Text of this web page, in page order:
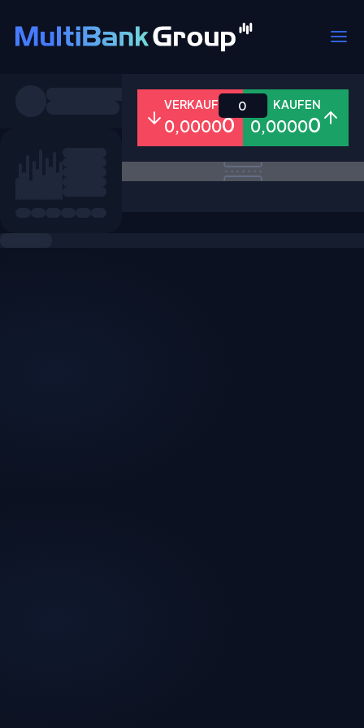
Alle Forex Metalle Aktien
VERKAUFEN
0,00000
KAUFEN
0,00000
0